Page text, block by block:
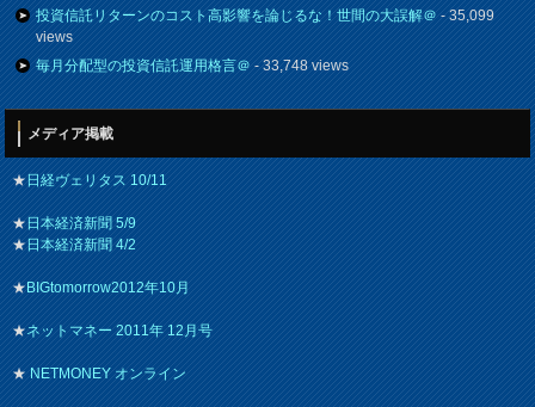
投資信託リターンのコスト高影響を論じるな！世間の大誤解＠- 35,099
views
毎月分配型の投資信託運用格言＠- 33,748 views
メディア掲載
★日経ヴェリタス 10/11
★日本経済新聞 5/9
★日本経済新聞 4/2
★BIGtomorrow2012年10月
★ネットマネー 2011年 12月号
★NETMONEY オンライン